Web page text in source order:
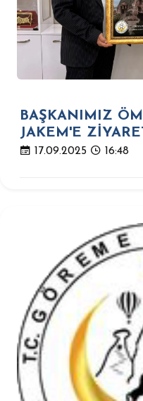
BAŞKANIMIZ
JAKEM'E
17.09.2025 16:48